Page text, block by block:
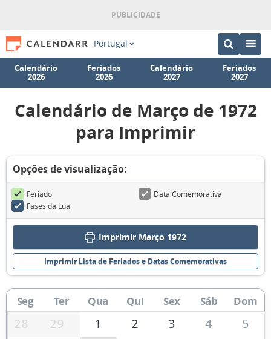
Portugal
Calendário
2026
Feriados
2026
Calendário
2027
Feriados
2027
Calendário de Março de 1972
para Imprimir
Opções de visualização:
Feriado
Data Comemorativa
Fases da Lua
Imprimir Março 1972
Imprimir Lista de Feriados e Datas Comemorativas
Seg Ter Qua Qui Sex Sáb Dom
28 29 1 2 3 4
5